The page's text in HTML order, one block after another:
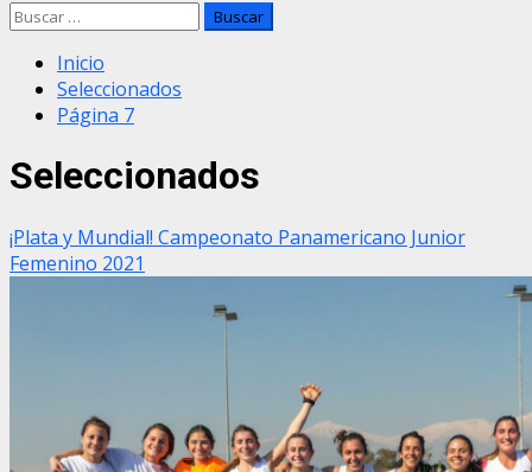
Buscar:
Inicio
Seleccionados
Página 7
Seleccionados
¡Plata y Mundial! Campeonato Panamericano Junior
Femenino 2021